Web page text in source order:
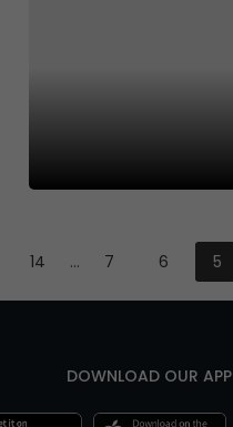
5
6
7
…
14
DOWNLOAD OUR APP